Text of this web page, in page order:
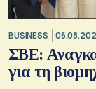
BUSINESS
ΣΒΕ:
για τη